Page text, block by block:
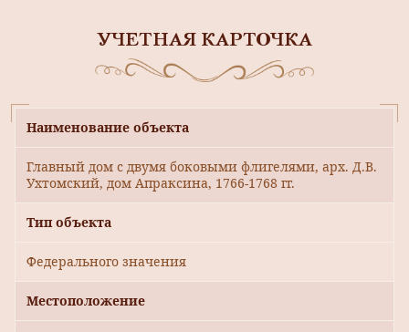
УЧЕТНАЯ КАРТОЧКА
Наименование объекта
Главный дом с двумя боковыми флигелями, арх. Д.В.
Ухтомский, дом Апраксина, 1766-1768 гг.
Тип объекта
Федерального значения
Местоположение